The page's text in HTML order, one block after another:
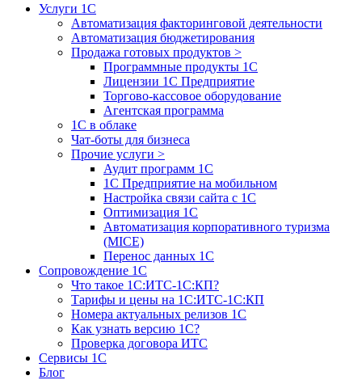
Услуги 1С
Автоматизация факторинговой деятельности
Автоматизация бюджетирования
Продажа готовых продуктов >
Программные продукты 1С
Лицензии 1С Предприятие
Торгово-кассовое оборудование
Агентская программа
1С в облаке
Чат-боты для бизнеса
Прочие услуги >
Аудит программ 1С
1С Предприятие на мобильном
Настройка связи сайта с 1С
Оптимизация 1С
Автоматизация корпоративного туризма
(MICE)
Перенос данных 1С
Сопровождение 1С
Что такое 1С:ИТС-1С:КП?
Тарифы и цены на 1С:ИТС-1С:КП
Номера актуальных релизов 1С
Как узнать версию 1С?
Проверка договора ИТС
Сервисы 1С
Блог